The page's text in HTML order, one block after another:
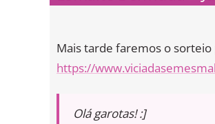
Mais tarde faremos o
https://
Olá garotas! :]